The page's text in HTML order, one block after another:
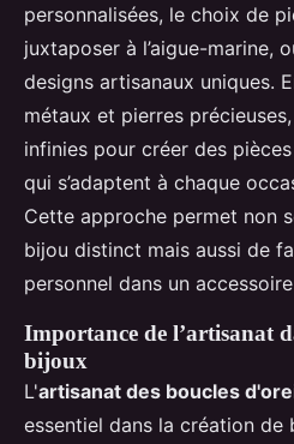
personnalisées, le choix de
juxtaposer à l’aigue-marine,
designs artisanaux uniques.
métaux et pierres
infinies pour créer des
qui s’adaptent à chaque
Cette approche permet non
bijou distinct mais aussi de
personnel dans un
Importance de l’artisanat
bijoux
L'artisanat des boucles
essentiel dans la création de